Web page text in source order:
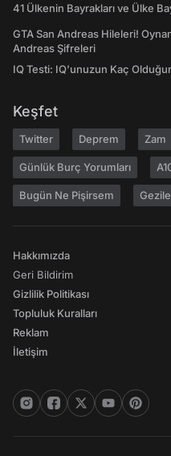
41 Ülkenin Bayrakları ve Ülke
GTA San Andreas Hileleri!
Andreas Şifreleri
IQ Testi: IQ'unuzun Kaç
Keşfet
Twitter Deprem Zam
Günlük Burç Yorumları
Bugün Ne Pişirsem
Hakkımızda
Geri Bildirim
Gizlilik Politikası
Topluluk Kuralları
Reklam
İletişim